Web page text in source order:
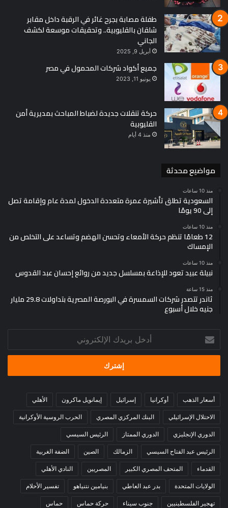
طفلة مصابة بجرح غائر في الرقبة داخل مقابر
شلقان بالقليوبية.. وتحقيقات موسعة لكشف
الجاني
أبريل 9, 2025
جميع أكواد شركات المحمول في مصر
يونيو 11, 2023
حركة تنقلات جديدة لضباط المباحث بمديرية أمن
القليوبية
منذ 4 أيام
مواضيع محدثة
منذ 10 ساعات
السعودية تطلق تأشيرة عمرة متعددة الدخول لمدة عام وإقامة تصل
إلى 90 يومًا
منذ 10 ساعات
12 طعامًا تنظم حركة الأمعاء وتحسن الهضم وتساعد على التخلص من
الإمساك
منذ 10 ساعات
نبيلة عبيد تعود للإذاعة بمسلسل جديد من روائع إحسان عبد القدوس
منذ 15 ساعة
ثاندر تتصدر شركات السمسرة في البورصة المصرية بتداولات 29.8 مليار
جنيه خلال أسبوع
بريدك
الإلكتروني
أسعار الذهب أوكرانيا إسرائيل إيمانويل ماكرون الأهلي
الاحتلال الإسرائيلي البنك المركزي المصري الحرب الروسية الأوكرانية
الدوري الإنجليزي الدوري الممتاز الرئيس السيسي
الرئيس عبد الفتاح السيسي الزمالك الصين الضفة الغربية
القدماء المتحف المصري الكبير المصريين النادي الأهلي
الولايات المتحدة بدر عبد العاطي بنيامين نتنياهو تفسير الأحلام
تهجير الفلسطينيين جنوب سيناء حركة حماس حماس